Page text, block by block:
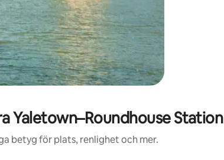
Yaletown–Roundhouse Station
betyg för plats, renlighet och mer.